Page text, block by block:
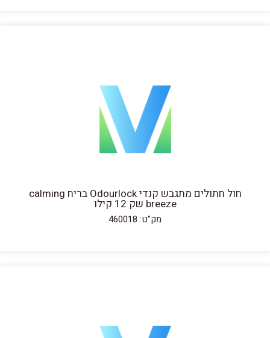
חול חתולים מתגבש קנדי Odourlock בריח calming
breeze שק 12 קילו
מק"ט: 460018